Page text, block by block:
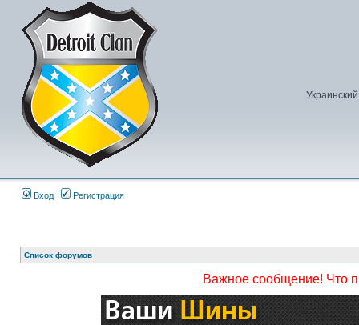
Вход Регистрация
Список форумов
Важное сообщение! Что